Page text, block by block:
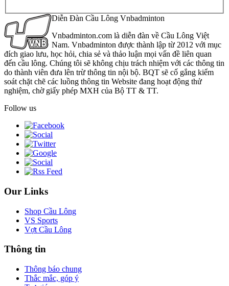
Diễn Đàn Cầu Lông Vnbadminton
Vnbadminton.com là diễn đàn về Cầu Lông Việt
Nam. Vnbadminton được thành lập từ 2012 với mục
đích giao lưu, học hỏi, chia sẻ và thảo luận mọi vấn đề liên quan
đến cầu lông. Chúng tôi sẽ không chịu trách nhiệm với các thông tin
do thành viên đưa lên trừ thông tin nội bộ. BQT sẽ cố gắng kiểm
soát chặt chẽ các luồng thông tin Website đang hoạt động thử
nghiệm, chờ giấy phép MXH của Bộ TT & TT.
Follow us
Our Links
Shop Cầu Lông
VS Sports
Vợt Cầu Lông
Thông tin
Thông báo chung
Thắc mắc, góp ý